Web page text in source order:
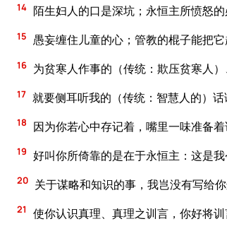
14 陌生妇人的口是深坑；永恒主所愤怒的
15 愚妄缠住儿童的心；管教的棍子能把它
16 为贫寒人作事的（传统：欺压贫寒人
17 就要侧耳听我的（传统：智慧人的）话
18 因为你若心中存记着，嘴里一味准备
19 好叫你所倚靠的是在于永恒主：这是
20 关于谋略和知识的事，我岂没有写给
21 使你认识真理、真理之训言，你好将